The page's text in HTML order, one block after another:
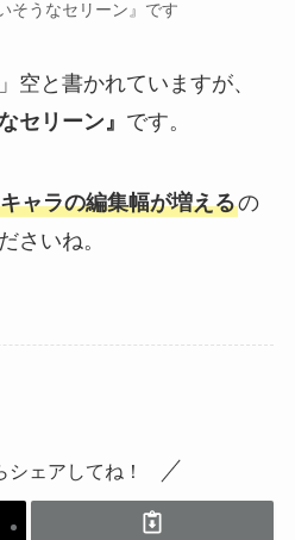
そうなセリーン』です
空と書かれていますが、
セリーン』 です。
ャラの編集幅が増えるの
さいね。
シェアしてね！